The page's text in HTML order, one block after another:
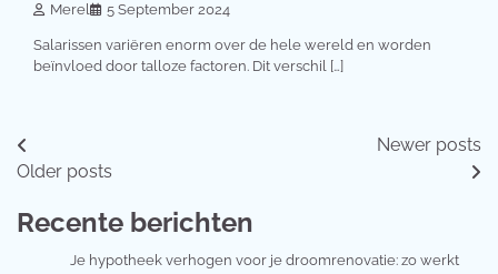
Merel 5 September 2024
Salarissen variëren enorm over de hele wereld en worden
beïnvloed door talloze factoren. Dit verschil […]
Posts
navigation
Older posts
Newer posts
Recente berichten
Je hypotheek verhogen voor je droomrenovatie: zo werkt